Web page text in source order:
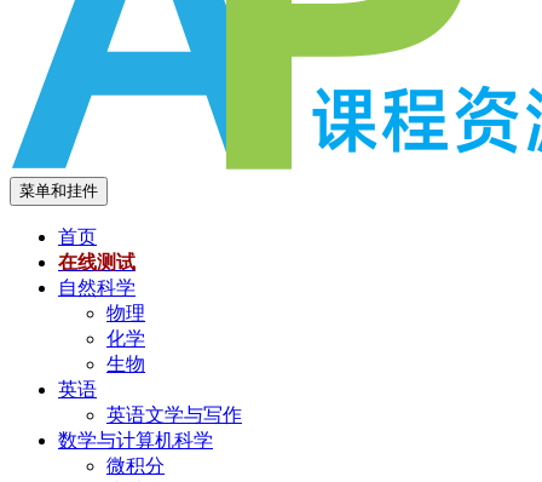
菜单和挂件
首页
在线测试
自然科学
物理
化学
生物
英语
英语文学与写作
数学与计算机科学
微积分